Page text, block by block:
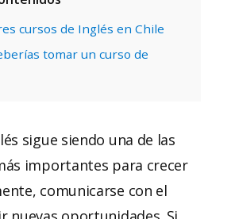
cursos de Inglés en Chile
tomar un curso de
sigue siendo una de las
importantes para crecer
comunicarse con el